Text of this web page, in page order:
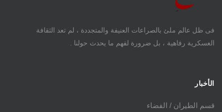
فى ظل عالم ملئ بالصراعات العنيفة والمتجددة ، لم تعد الثقافة
العسكرية رفاهية ، بل ضرورة لفهم ما يحدث حولنا .
الأخبار
قسم الطيران / الفضاء